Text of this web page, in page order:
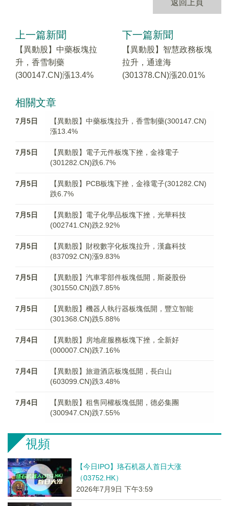
返回上頁
上一篇新聞
【異動股】中藥板塊拉
升，香雪制藥
(300147.CN)漲13.4%
下一篇新聞
【異動股】智慧政務板塊
拉升，通達海
(301378.CN)漲20.01%
相關文章
7月5日
【異動股】中藥板塊拉升，香雪制藥(300147.CN)
漲13.4%
7月5日
【異動股】電子元件板塊下挫，金祿電子
(301282.CN)跌6.7%
7月5日
【異動股】PCB板塊下挫，金祿電子(301282.CN)
跌6.7%
7月5日
【異動股】電子化學品板塊下挫，光華科技
(002741.CN)跌2.92%
7月5日
【異動股】財稅數字化板塊拉升，漢鑫科技
(837092.CN)漲9.83%
7月5日
【異動股】汽車零部件板塊低開，斯菱股份
(301550.CN)跌7.85%
7月5日
【異動股】機器人執行器板塊低開，豐立智能
(301368.CN)跌5.88%
7月4日
【異動股】房地産服務板塊下挫，全新好
(000007.CN)跌7.16%
7月4日
【異動股】旅遊酒店板塊低開，長白山
(603099.CN)跌3.48%
7月4日
【異動股】租售同權板塊低開，德必集團
(300947.CN)跌7.55%
視頻
【今日IPO】珞石机器人首日大涨
（03752.HK）
2026年7月9日 下午3:59